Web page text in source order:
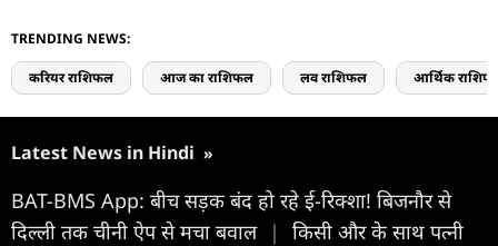
TRENDING NEWS:
करियर राशिफल आज का राशिफल लव राशिफल आर्थिक
Latest News in Hindi »
BAT-BMS App: बीच सड़क बंद हो रहे ई-रिक्शा! बिजनौर से
दिल्ली तक चीनी ऐप से मचा बवाल |
किसी और के साथ पत्नी